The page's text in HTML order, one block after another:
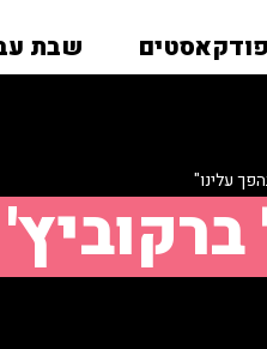
פודקאסטים שבת
עלינו"